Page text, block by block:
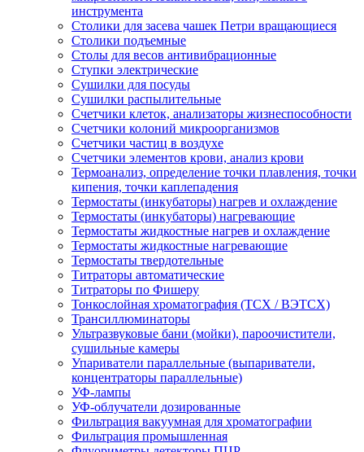
инструмента
Столики для засева чашек Петри вращающиеся
Столики подъемные
Столы для весов антивибрационные
Ступки электрические
Сушилки для посуды
Сушилки распылительные
Счетчики клеток, анализаторы жизнеспособности
Счетчики колоний микроорганизмов
Счетчики частиц в воздухе
Счетчики элементов крови, анализ крови
Термоанализ, определение точки плавления, точки
кипения, точки каплепадения
Термостаты (инкубаторы) нагрев и охлаждение
Термостаты (инкубаторы) нагревающие
Термостаты жидкостные нагрев и охлаждение
Термостаты жидкостные нагревающие
Термостаты твердотельные
Титраторы автоматические
Титраторы по Фишеру
Тонкослойная хроматография (ТСХ / ВЭТСХ)
Трансиллюминаторы
Ультразвуковые бани (мойки), пароочистители,
сушильные камеры
Упариватели параллельные (выпариватели,
концентраторы параллельные)
УФ-лампы
УФ-облучатели дозированные
Фильтрация вакуумная для хроматографии
Фильтрация промышленная